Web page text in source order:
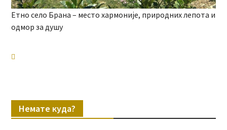
Етно село Брана – место хармоније, природних лепота и
одмор за душу
Немате куда?